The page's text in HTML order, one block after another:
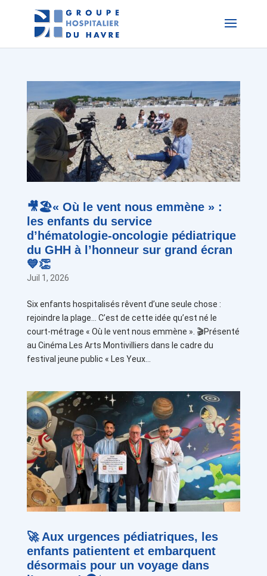
🎥🏖️« Où le vent nous emmène » :
les enfants du service
d’hématologie-oncologie pédiatrique
du GHH à l’honneur sur grand écran
💙👏
Juil 1, 2026
Six enfants hospitalisés rêvent d’une seule chose :
rejoindre la plage… C’est de cette idée qu’est né le
court-métrage « Où le vent nous emmène ». 🎬Présenté
au Cinéma Les Arts Montivilliers dans le cadre du
festival jeune public « Les Yeux...
🚀 Aux urgences pédiatriques, les
enfants patientent et embarquent
désormais pour un voyage dans